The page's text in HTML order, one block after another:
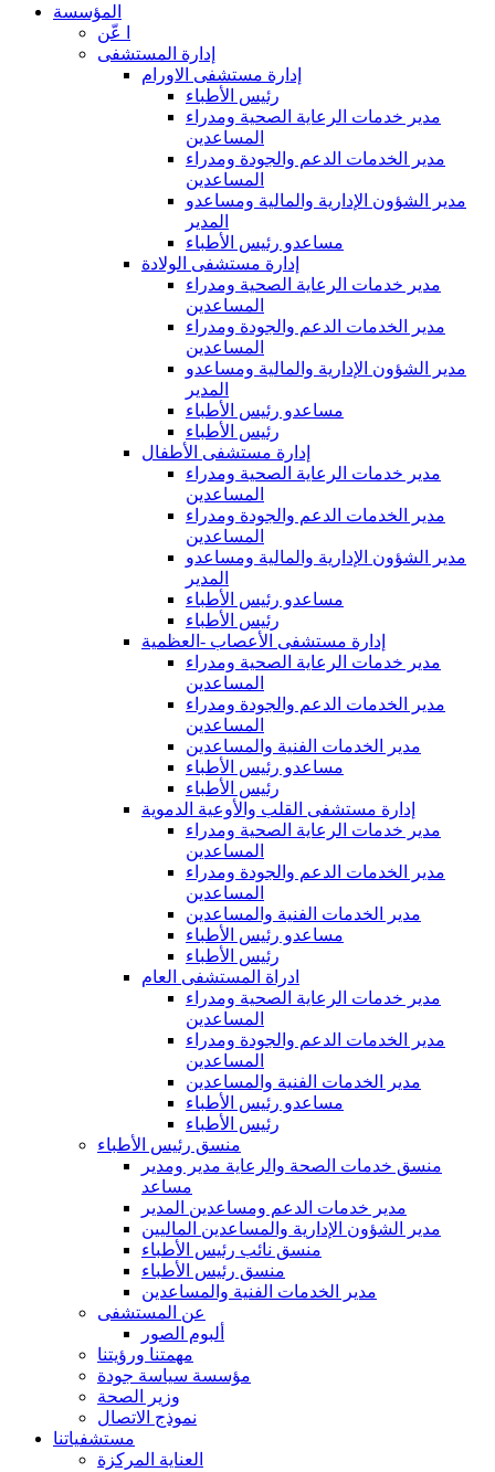
المؤسسة
ا عّن
إدارة المستشفى
إدارة مستشفى الاورام
رئيس الأطباء
مدير خدمات الرعاية الصحية ومدراء
المساعدين
مدير الخدمات الدعم والجودة ومدراء
المساعدين
مدير الشؤون الإدارية والمالية ومساعدو
المدير
مساعدو رئيس الأطباء
إدارة مستشفى الولادة
مدير خدمات الرعاية الصحية ومدراء
المساعدين
مدير الخدمات الدعم والجودة ومدراء
المساعدين
مدير الشؤون الإدارية والمالية ومساعدو
المدير
مساعدو رئيس الأطباء
رئيس الأطباء
إدارة مستشفى الأطفال
مدير خدمات الرعاية الصحية ومدراء
المساعدين
مدير الخدمات الدعم والجودة ومدراء
المساعدين
مدير الشؤون الإدارية والمالية ومساعدو
المدير
مساعدو رئيس الأطباء
رئيس الأطباء
إدارة مستشفى الأعصاب -العظمية
مدير خدمات الرعاية الصحية ومدراء
المساعدين
مدير الخدمات الدعم والجودة ومدراء
المساعدين
مدير الخدمات الفنية والمساعدين
مساعدو رئيس الأطباء
رئيس الأطباء
إدارة مستشفى القلب والأوعية الدموية
مدير خدمات الرعاية الصحية ومدراء
المساعدين
مدير الخدمات الدعم والجودة ومدراء
المساعدين
مدير الخدمات الفنية والمساعدين
مساعدو رئيس الأطباء
رئيس الأطباء
ادراة المستشفى العام
مدير خدمات الرعاية الصحية ومدراء
المساعدين
مدير الخدمات الدعم والجودة ومدراء
المساعدين
مدير الخدمات الفنية والمساعدين
مساعدو رئيس الأطباء
رئيس الأطباء
منسق رئيس الأطباء
منسق خدمات الصحة والرعاية مدير ومدير
مساعد
مدير خدمات الدعم ومساعدين المدير
مدير الشؤون الإدارية والمساعدين الماليين
منسق نائب رئيس الأطباء
منسق رئيس الأطباء
مدير الخدمات الفنية والمساعدين
عن المستشفى
ألبوم الصور
مهمتنا ورؤيتنا
مؤسسة سياسة جودة
وزير الصحة
نموذج الاتصال
مستشفياتنا
العناية المركزة